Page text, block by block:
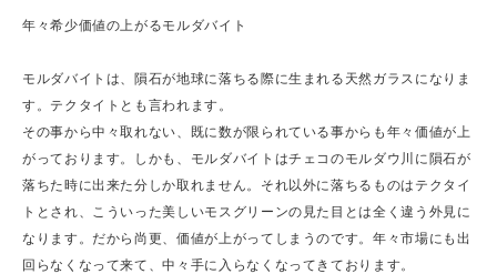
年々希少価値の上がるモルダバイト
モルダバイトは、隕石が地球に落ちる際に生まれる天然ガラスになりま
す。テクタイトとも言われます。
その事から中々取れない、既に数が限られている事からも年々価値が上
がっております。しかも、モルダバイトはチェコのモルダウ川に隕石が
落ちた時に出来た分しか取れません。それ以外に落ちるものはテクタイ
トとされ、こういった美しいモスグリーンの見た目とは全く違う外見に
なります。だから尚更、価値が上がってしまうのです。年々市場にも出
回らなくなって来て、中々手に入らなくなってきております。